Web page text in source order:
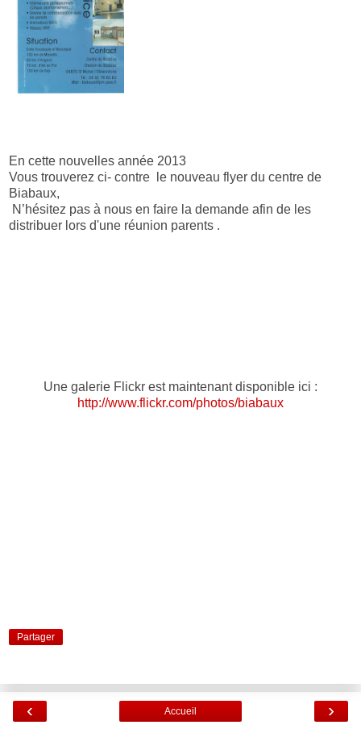
En cette nouvelles année 2013
Vous trouverez ci- contre le nouveau flyer du centre de
Biabaux,
N’hésitez pas à nous en faire la demande afin de les
distribuer lors d'une réunion parents .
Une galerie Flickr est maintenant disponible ici :
http://www.flickr.com/photos/biabaux
Partager
‹ ›
Accueil